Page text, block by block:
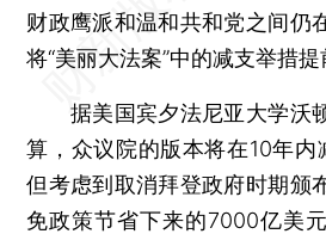
财政鹰派和温和共和党之间仍
将“美丽大法案”中的减支举措提
据美国宾夕法尼亚大学沃
算，众议院的版本将在10年内
但考虑到取消拜登政府时期颁
免政策节省下来的7000亿美